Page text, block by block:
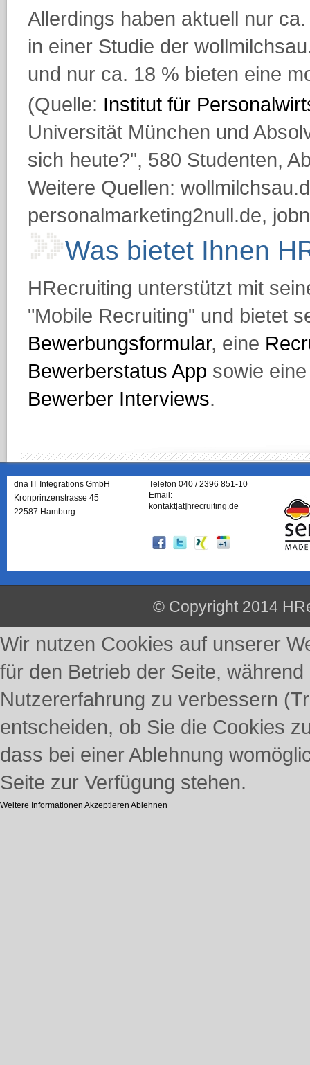
Allerdings haben aktuell nur
in einer Studie der
und nur ca. 18 % bieten eine
(Quelle: Institut für
Universität München und
sich heute?", 580 Studenten,
Weitere Quellen:
personalmarketing2null.de,
Was bietet Ihnen
HRecruiting unterstützt mit
"Mobile Recruiting" und bietet
Bewerbungsformular, eine
Bewerberstatus App sowie
Bewerber Interviews.
dna IT Integrations GmbH
Kronprinzenstrasse 45
22587 Hamburg
Telefon 040 / 2396 851-10
Email:
kontakt[at]hrecruiting.de
© Copyright 2014
Wir nutzen Cookies auf unserer
für den Betrieb der Seite,
Nutzererfahrung zu verbessern
entscheiden, ob Sie die Cookies
dass bei einer Ablehnung
Seite zur Verfügung stehen.
Weitere Informationen Akzeptieren Ablehnen